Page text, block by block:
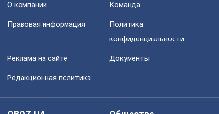
О компании Команда
Правовая информация
Политика
конфиденциальности
Реклама на сайте Документы
Редакционная политика